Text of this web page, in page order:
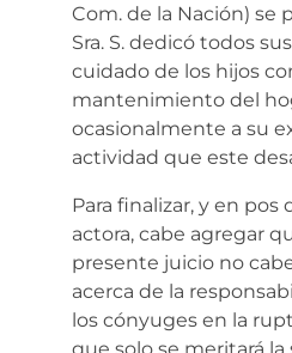
Com. de la Nación) se
Sra. S. dedicó todos
cuidado de los hijos
mantenimiento del
ocasionalmente a su
actividad que este
Para finalizar, y en pos
actora, cabe agregar
presente juicio no
acerca de la
los cónyuges en la